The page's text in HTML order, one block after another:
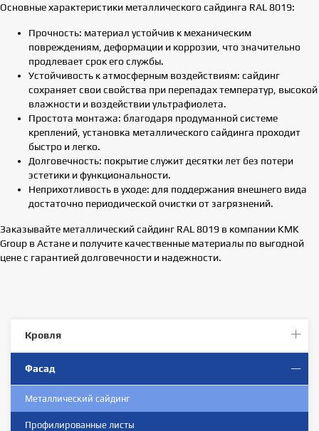
Кровля
Фасад
Металлический сайдинг
Профилированныe листы
Основные характеристики металлического сайдинга RAL 8019:
Прочность: материал устойчив к механическим
повреждениям, деформации и коррозии, что значительно
продлевает срок его службы.
Устойчивость к атмосферным воздействиям: сайдинг
сохраняет свои свойства при перепадах температур, высокой
влажности и воздействии ультрафиолета.
Простота монтажа: благодаря продуманной системе
креплений, установка металлического сайдинга проходит
быстро и легко.
Долговечность: покрытие служит десятки лет без потери
эстетики и функциональности.
Неприхотливость в уходе: для поддержания внешнего вида
достаточно периодической очистки от загрязнений.
Заказывайте металлический сайдинг RAL 8019 в компании KMK
Group в Астане и получите качественные материалы по выгодной
цене с гарантией долговечности и надежности.